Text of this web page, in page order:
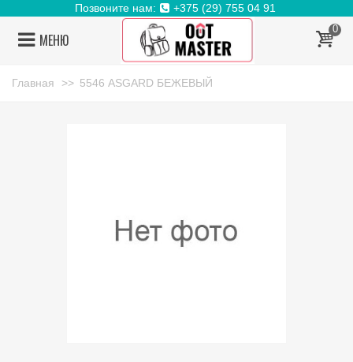
Позвоните нам: +375 (29) 755 04 91
МЕНЮ
0
Главная >> 5546 ASGARD БЕЖЕВЫЙ